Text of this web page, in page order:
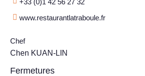
www.restaurantlatraboule.fr
Chef
Chen KUAN-LIN
Fermetures